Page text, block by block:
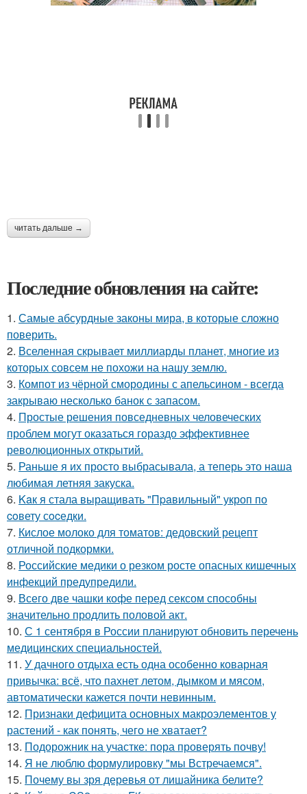
читать дальше →
Последние обновления на сайте:
1. Самые абсурдные законы мира, в которые сложно
поверить.
2. Вселенная скрывает миллиарды планет, многие из
которых совсем не похожи на нашу землю.
3. Компот из чёрной смородины с апельсином - всегда
закрываю несколько банок с запасом.
4. Простые решения повседневных человеческих
проблем могут оказаться гораздо эффективнее
революционных открытий.
5. Раньше я их просто выбрасывала, а теперь это наша
любимая летняя закуска.
6. Kaк я стала выращивать "Пpaвильный" укроп по
coвету сocедки.
7. Кислое молоко для томатов: дедовский рецепт
отличной подкормки.
8. Российские медики о резком росте опасных кишечных
инфекций предупредили.
9. Всего две чашки кофе перед сексом способны
значительно продлить половой акт.
10. С 1 сентября в России планируют обновить перечень
медицинских специальностей.
11. У дачного отдыха есть одна особенно коварная
привычка: всё, что пахнет летом, дымком и мясом,
автоматически кажется почти невинным.
12. Признаки дефицита основных макроэлементов у
растений - как понять, чего не хватает?
13. Подорожник на участке: пора проверять почву!
14. Я не люблю формулировку "мы Встречаемся".
15. Почему вы зря деревья от лишайника белите?